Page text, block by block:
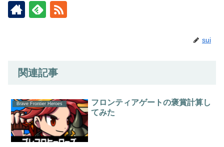
sui
関連記事
Brave Frontier Heroes
フロンティアゲートの褒賞計算し
てみた